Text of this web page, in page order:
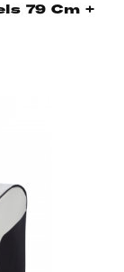
79 Cm +